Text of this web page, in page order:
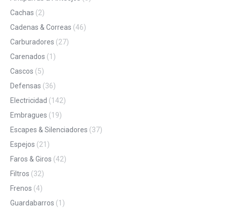
Cachas (2)
Cadenas & Correas (46)
Carburadores (27)
Carenados (1)
Cascos (5)
Defensas (36)
Electricidad (142)
Embragues (19)
Escapes & Silenciadores (37)
Espejos (21)
Faros & Giros (42)
Filtros (32)
Frenos (4)
Guardabarros (1)